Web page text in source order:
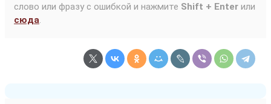
слово или фразу с ошибкой и нажмите Shift + Enter или
сюда